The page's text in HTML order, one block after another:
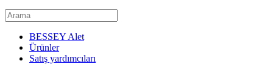
BESSEY Alet
Ürünler
Satış yardımcıları